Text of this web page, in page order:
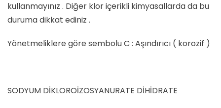
kullanmayınız . Diğer klor içerikli kimyasallarda da bu
duruma dikkat ediniz .
Yönetmeliklere göre sembolu C : Aşındırıcı ( korozif )
SODYUM DİKLOROİZOSYANURATE DİHİDRATE